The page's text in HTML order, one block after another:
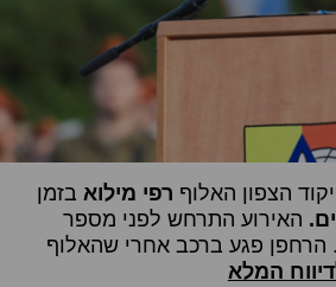
רפי מילוא, צילום ארכיון: דובר צה"ל
הצפון האלוף רפי מילוא בזמן
האירוע התרחש לפני מספר
הרחפן פגע ברכב אחרי שהאלוף
המלא